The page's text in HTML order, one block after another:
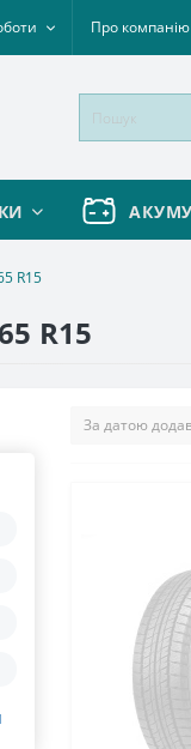
Про компанію
R15
R15